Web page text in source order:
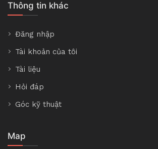
Thông tin khác
Đăng nhập
Tài khoản của tôi
Tài liệu
Hỏi đáp
Góc kỹ thuật
Map